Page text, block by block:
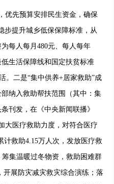
优先预算安排民生资金，确保
步提升城乡低保保障标准，从
每人每月 480元、每人每年
生活保障线和国定扶贫标准
。二是“集中供养+居家救助”成
纳入救助帮扶范围（其中：集
刊发，在《中央新闻联播》
大医疗救助力度，对符合医疗
计救助4.15万人次，发放医疗救
筹集温暖过冬物资 ， 救助困难群
， 开展防灾减灾救灾综合演练；落